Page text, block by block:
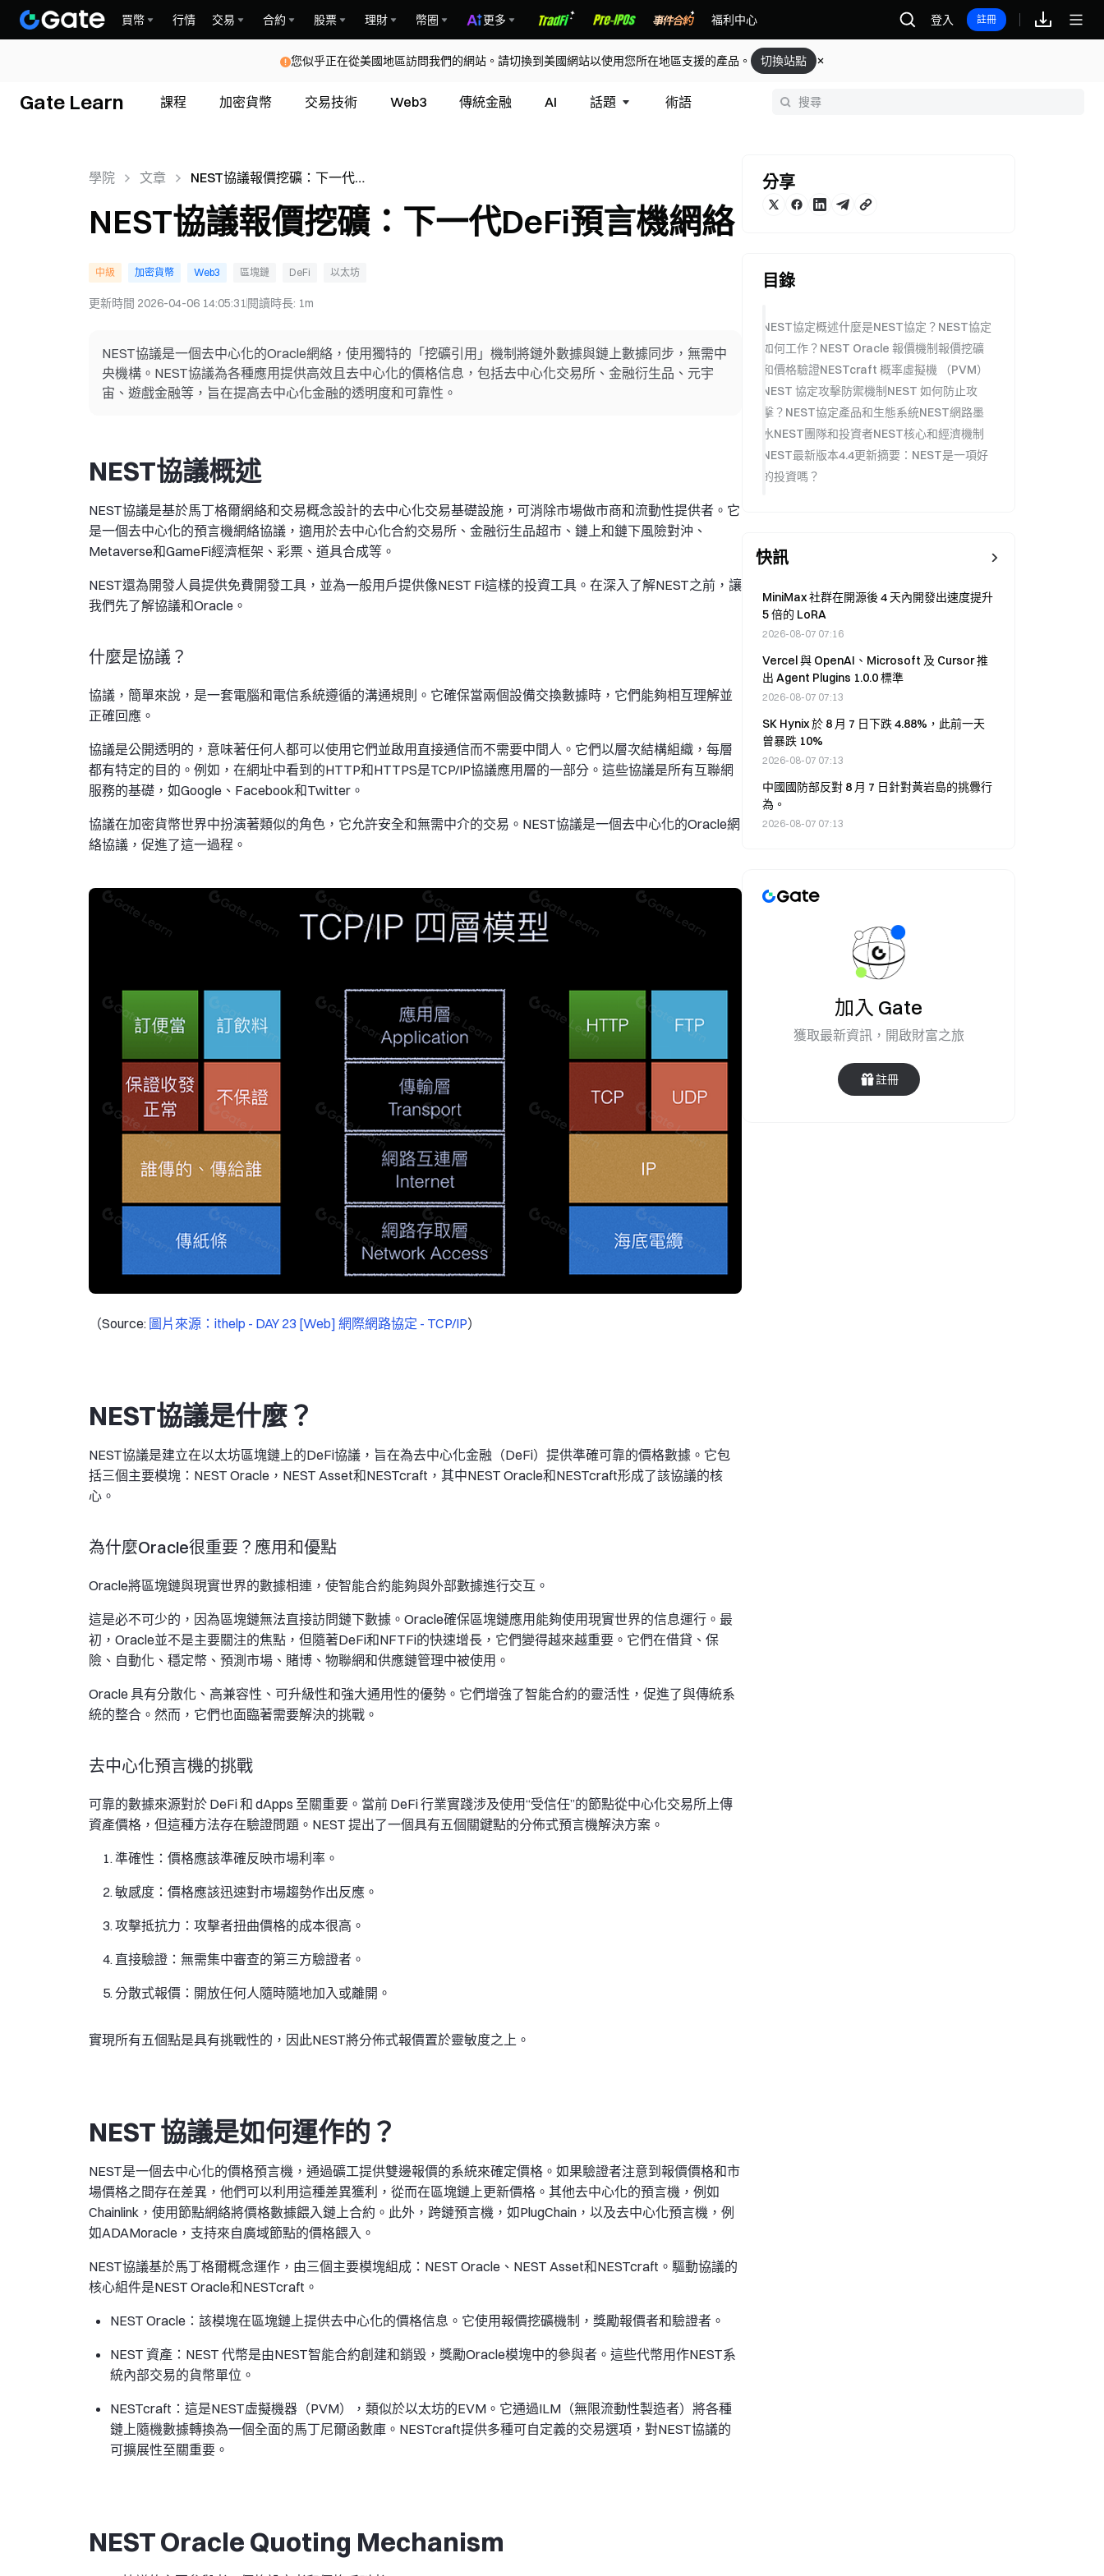
買幣 行情 交易 合約 股票 理財 幣圈 更多 福利中心 登入 註冊
您似乎正在從美國地區訪問我們的網站。請切換到美國網站以使用您所在地區支援的產品。 切換站點
Gate Learn 課程 加密貨幣 交易技術 Web3 傳統金融 AI 話題 術語
學院 文章
NEST協議報價挖礦：下一代
NEST協議報價挖礦：下一代DeFi預言機網絡
中級 加密貨幣 Web3 區塊鏈 DeFi 以太坊
更新時間 2026-04-06 14:05:31閱讀時長: 1m
NEST協議是一個去中心化的Oracle網絡，使用獨特的「挖礦引用」機制將鏈外數據與鏈上數據同步，無需中
央機構。NEST協議為各種應用提供高效且去中心化的價格信息，包括去中心化交易所、金融衍生品、元宇
宙、遊戲金融等，旨在提高去中心化金融的透明度和可靠性。
NEST協議概述
NEST協議是基於馬丁格爾網絡和交易概念設計的去中心化交易基礎設施，可消除市場做市商和流動性提供者。它
是一個去中心化的預言機網絡協議，適用於去中心化合約交易所、金融衍生品超市、鏈上和鏈下風險對沖、
Metaverse和GameFi經濟框架、彩票、道具合成等。
NEST還為開發人員提供免費開發工具，並為一般用戶提供像NEST Fi這樣的投資工具。在深入了解NEST之前，讓
我們先了解協議和Oracle。
什麼是協議？
協議，簡單來說，是一套電腦和電信系統遵循的溝通規則。它確保當兩個設備交換數據時，它們能夠相互理解並
正確回應。
協議是公開透明的，意味著任何人都可以使用它們並啟用直接通信而不需要中間人。它們以層次結構組織，每層
都有特定的目的。例如，在網址中看到的HTTP和HTTPS是TCP/IP協議應用層的一部分。這些協議是所有互聯網
服務的基礎，如Google、Facebook和Twitter。
協議在加密貨幣世界中扮演著類似的角色，它允許安全和無需中介的交易。NEST協議是一個去中心化的Oracle網
絡協議，促進了這一過程。
（Source: 圖片來源：ithelp - DAY 23 [Web] 網際網路協定 - TCP/IP）
NEST協議是什麼？
NEST協議是建立在以太坊區塊鏈上的DeFi協議，旨在為去中心化金融（DeFi）提供準確可靠的價格數據。它包
括三個主要模塊：NEST Oracle，NEST Asset和NESTcraft，其中NEST Oracle和NESTcraft形成了該協議的核
心。
為什麼Oracle很重要？應用和優點
Oracle將區塊鏈與現實世界的數據相連，使智能合約能夠與外部數據進行交互。
這是必不可少的，因為區塊鏈無法直接訪問鏈下數據。Oracle確保區塊鏈應用能夠使用現實世界的信息運行。最
初，Oracle並不是主要關注的焦點，但隨著DeFi和NFTFi的快速增長，它們變得越來越重要。它們在借貸、保
險、自動化、穩定幣、預測市場、賭博、物聯網和供應鏈管理中被使用。
Oracle 具有分散化、高兼容性、可升級性和強大通用性的優勢。它們增強了智能合約的靈活性，促進了與傳統系
統的整合。然而，它們也面臨著需要解決的挑戰。
去中心化預言機的挑戰
可靠的數據來源對於 DeFi 和 dApps 至關重要。當前 DeFi 行業實踐涉及使用“受信任”的節點從中心化交易所上傳
資產價格，但這種方法存在驗證問題。NEST 提出了一個具有五個關鍵點的分佈式預言機解決方案。
準確性：價格應該準確反映市場利率。
敏感度：價格應該迅速對市場趨勢作出反應。
攻擊抵抗力：攻擊者扭曲價格的成本很高。
直接驗證：無需集中審查的第三方驗證者。
分散式報價：開放任何人隨時隨地加入或離開。
實現所有五個點是具有挑戰性的，因此NEST將分佈式報價置於靈敏度之上。
NEST 協議是如何運作的？
NEST是一個去中心化的價格預言機，通過礦工提供雙邊報價的系統來確定價格。如果驗證者注意到報價價格和市
場價格之間存在差異，他們可以利用這種差異獲利，從而在區塊鏈上更新價格。其他去中心化的預言機，例如
Chainlink，使用節點網絡將價格數據餵入鏈上合約。此外，跨鏈預言機，如PlugChain，以及去中心化預言機，例
如ADAMoracle，支持來自廣域節點的價格餵入。
NEST協議基於馬丁格爾概念運作，由三個主要模塊組成：NEST Oracle、NEST Asset和NESTcraft。驅動協議的
核心組件是NEST Oracle和NESTcraft。
NEST Oracle：該模塊在區塊鏈上提供去中心化的價格信息。它使用報價挖礦機制，獎勵報價者和驗證者。
NEST 資產：NEST 代幣是由NEST智能合約創建和銷毀，獎勵Oracle模塊中的參與者。這些代幣用作NEST系
統內部交易的貨幣單位。
NESTcraft：這是NEST虛擬機器（PVM），類似於以太坊的EVM。它通過ILM（無限流動性製造者）將各種
鏈上隨機數據轉換為一個全面的馬丁尼爾函數庫。NESTcraft提供多種可自定義的交易選項，對NEST協議的
可擴展性至關重要。
NEST Oracle Quoting Mechanism
分享
目錄
NEST協定概述什麼是NEST協定？NEST協定
如何工作？NEST Oracle 報價機制報價挖礦
和價格驗證NESTcraft 概率虛擬機 （PVM）
NEST 協定攻擊防禦機制NEST 如何防止攻
擊？NEST協定產品和生態系統NEST網路墨
水NEST團隊和投資者NEST核心和經濟機制
NEST最新版本4.4更新摘要：NEST是一項好
的投資嗎？
快訊
MiniMax 社群在開源後 4 天內開發出速度提升
5 倍的 LoRA
2026-08-07 07:16
Vercel 與 OpenAI、Microsoft 及 Cursor 推
出 Agent Plugins 1.0.0 標準
2026-08-07 07:13
SK Hynix 於 8 月 7 日下跌 4.88%，此前一天
曾暴跌 10%
2026-08-07 07:13
中國國防部反對 8 月 7 日針對黃岩島的挑釁行
為。
2026-08-07 07:13
加入 Gate
獲取最新資訊，開啟財富之旅
註冊